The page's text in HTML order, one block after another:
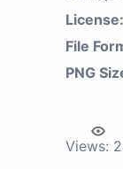
License:
File
PNG
Views: